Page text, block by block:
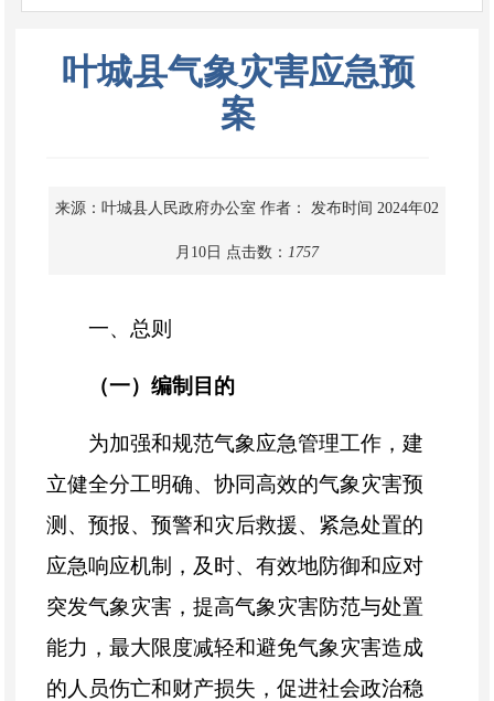
叶城县气象灾害应急预
案
来源：叶城县人民政府办公室 作者： 发布时间 2024年02
月10日 点击数： 1757
一、 总则
（一） 编制目的
为加强和规范气象应急管理工作，建
立健全分工明确、协同高效的气象灾害预
测、预报、预警和灾后救援、紧急处置的
应急响应机制， 及时、有效地防御和应对
突发气象灾害，提高气象灾害防范与处置
能力，最大限度减轻和避免气象灾害造成
的人员伤亡和财产损失，促进社会政治稳